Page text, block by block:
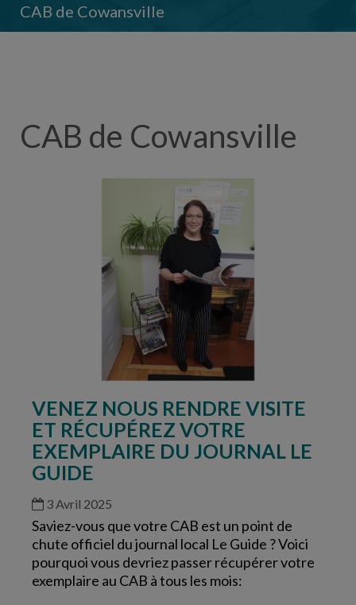
CAB de Cowansville
CAB de Cowansville
VENEZ NOUS RENDRE VISITE
ET RÉCUPÉREZ VOTRE
EXEMPLAIRE DU JOURNAL LE
GUIDE
3 Avril 2025
Saviez-vous que votre CAB est un point de
chute officiel du journal local Le Guide ? Voici
pourquoi vous devriez passer récupérer votre
exemplaire au CAB à tous les mois: